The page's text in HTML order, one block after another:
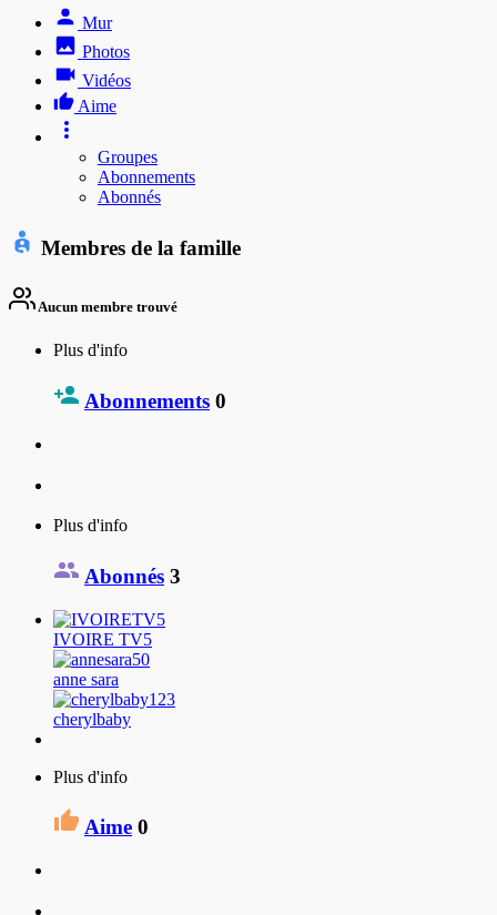
Mur
Photos
Vidéos
Aime
Groupes
Abonnements
Abonnés
Membres de la famille
Aucun membre trouvé
Plus d'info
Abonnements 0
Plus d'info
Abonnés 3
IVOIRE TV5
anne sara
cherylbaby
Plus d'info
Aime 0